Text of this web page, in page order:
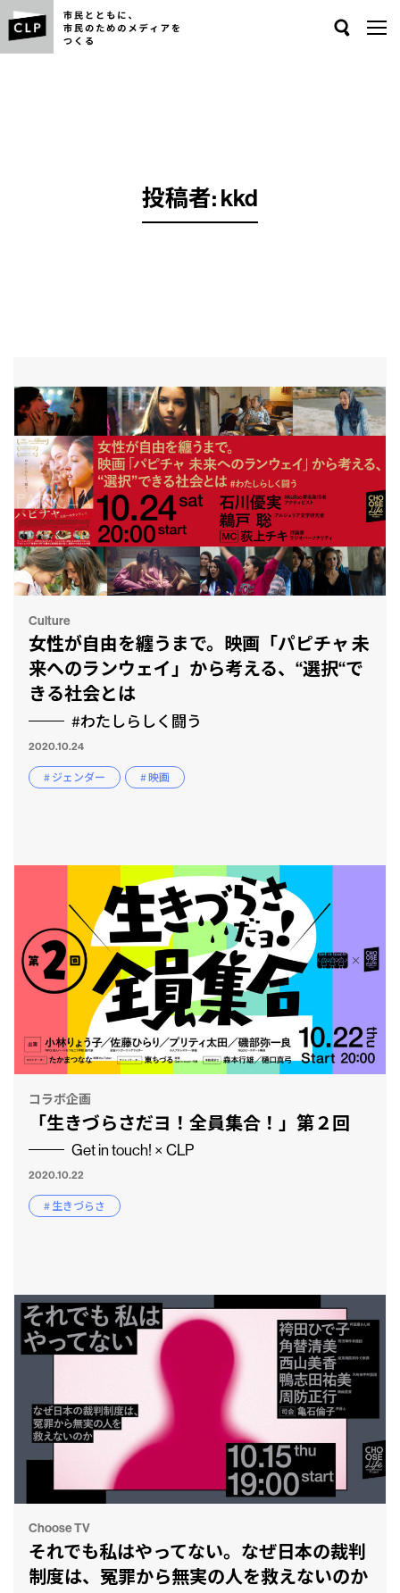
投稿者:kkd
Culture
女性が自由を纏うまで。映画「パピチャ 未
来へのランウェイ」から考える、“選択“で
きる社会とは
#わたしらしく闘う
2020.10.24
# ジェンダー # 映画
コラボ企画
「生きづらさだヨ！全員集合！」第２回
Get in touch! × CLP
2020.10.22
# 生きづらさ
Choose TV
それでも私はやってない。なぜ日本の裁判
制度は、冤罪から無実の人を救えないのか